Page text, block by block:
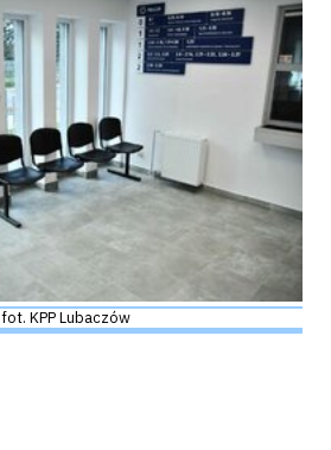
fot. KPP Lubaczów